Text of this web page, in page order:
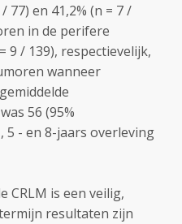
/ 77) en 41,2% (n = 7 /
in de perifere
9 / 139), respectievelijk,
wanneer
was 56 (95%
5 - en 8-jaars overleving
CRLM is een veilig,
resultaten zijn